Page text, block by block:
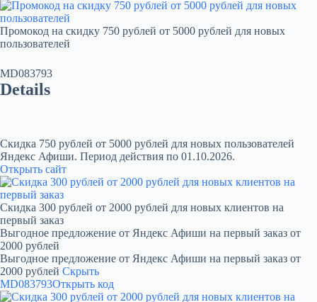
Промокод на скидку 750 рублей от 5000 рублей для новых
пользователей
MD083793
Details
Скидка 750 рублей от 5000 рублей для новых пользователей
Яндекс Афиши. Период действия по 01.10.2026.
Открыть сайт
Скидка 300 рублей от 2000 рублей для новых клиентов на
первый заказ
Выгодное предложение от Яндекс Афиши на первый заказ от
2000 рублей
Выгодное предложение от Яндекс Афиши на первый заказ от
2000 рублей Скрыть
MD083793Открыть код